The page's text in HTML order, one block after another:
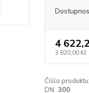
4
3 820,00 Kč
Číslo produktu:
DN: 300